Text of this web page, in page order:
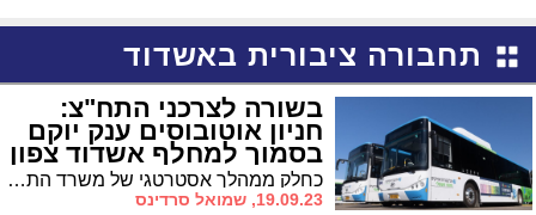
תחבורה ציבורית באשדוד
בשורה לצרכני התח"צ:
חניון אוטובוסים ענק יוקם
בסמוך למחלף אשדוד צפון
החדש כחלק ממהלך אסטרטגי של משרד התחבורה, צפוי לקום חניון ענק בסמוך למחלף אשדוד צפון אשר ישרת את האוטובוסים בעיר וישמש אף לטעינת הצי המקומי. לפי שעה, לא ברור מה יעלה בגורלו של מסוף התחבורה החדש שהוקם אך לאחרונה ליד הביג
19.09.23, שמואל סרדינס